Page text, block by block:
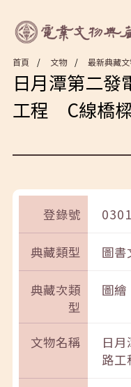
首頁 文物 最新典藏
日月潭第二
工程 C線橋
登錄號
典藏類型 圖書
典藏次類
型
圖繪
文物名稱
日
路